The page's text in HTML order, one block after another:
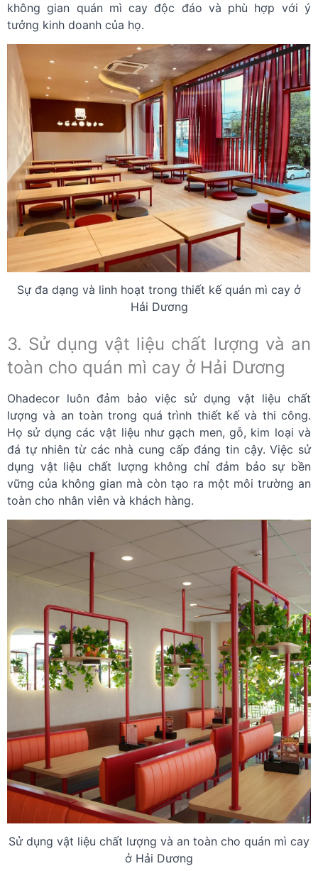
không gian quán mì cay độc đáo và phù hợp với ý
tưởng kinh doanh của họ.
Sự đa dạng và linh hoạt trong thiết kế quán mì cay ở
Hải Dương
3. Sử dụng vật liệu chất lượng và an
toàn cho quán mì cay ở Hải Dương
Ohadecor luôn đảm bảo việc sử dụng vật liệu chất
lượng và an toàn trong quá trình thiết kế và thi công.
Họ sử dụng các vật liệu như gạch men, gỗ, kim loại và
đá tự nhiên từ các nhà cung cấp đáng tin cậy. Việc sử
dụng vật liệu chất lượng không chỉ đảm bảo sự bền
vững của không gian mà còn tạo ra một môi trường an
toàn cho nhân viên và khách hàng.
Sử dụng vật liệu chất lượng và an toàn cho quán mì cay
ở Hải Dương